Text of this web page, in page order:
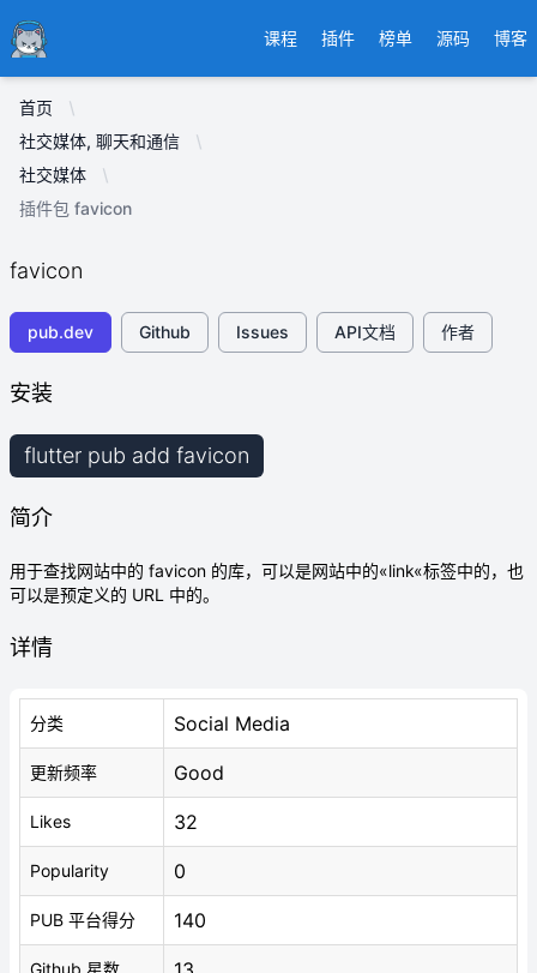
Ducafecat 课程 插件 榜单 源码 博客
首页
社交媒体, 聊天和通信
社交媒体
插件包 favicon
favicon
pub.dev Github Issues API文档 作者
安装
flutter pub add favicon
简介
用于查找网站中的 favicon 的库，可以是网站中的«link«标签中的，也
可以是预定义的 URL 中的。
详情
分类 Social Media
更新频率 Good
Likes 32
Popularity 0
PUB 平台得分 140
Github 星数